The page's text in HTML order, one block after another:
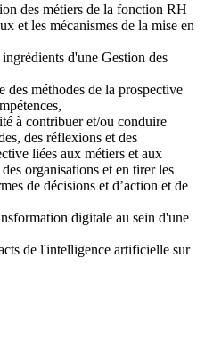
des métiers de la fonction RH
et les mécanismes de la mise en
d'une Gestion des
des méthodes de la prospective
à contribuer et/ou conduire
des réflexions et des
liées aux métiers et aux
organisations et en tirer les
de décisions et d’action et de
digitale au sein d'une
de l'intelligence artificielle sur